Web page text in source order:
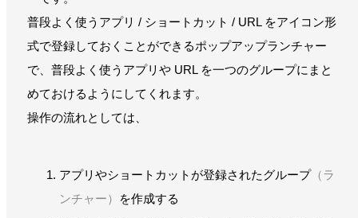
普段よく使うアプリ / ショートカット / URL をアイコン形
式で登録しておくことができるポップアップランチャー
で、普段よく使うアプリや URL を一つのグループにまと
めておけるようにしてくれます。
操作の流れとしては、
アプリやショートカットが登録されたグループ（ラ
ンチャー）
を作成する